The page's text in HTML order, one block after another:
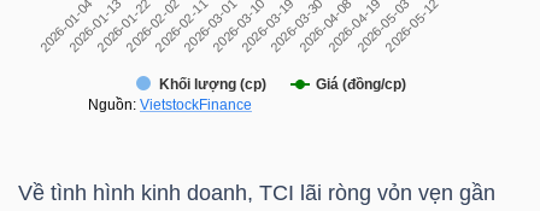
Về tình hình kinh doanh, TCI lãi ròng vỏn vẹn gần
NGÀNH